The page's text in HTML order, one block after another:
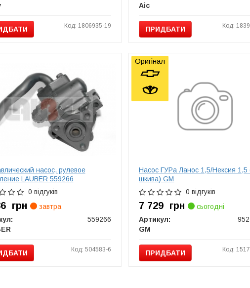
Код: 1806935-19
Aic
ПРИДБАТИ Код:
насос, рулевое
LAUBER 559266
0 відгуків
грн
завтра
559266
Код: 504583-6
Насос ГУРа Ланос 1,5/Нексия 1,5
шкива) GM
0 відгуків
7 729 грн
сьогодні
Артикул:
GM
ПРИДБАТИ Код:
Оригінал